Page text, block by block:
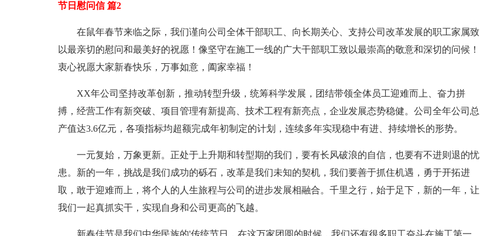
节日慰问信 篇2
在鼠年春节来临之际，我们谨向公司全体干部职工、向长期关心、支持公司改革发展的职工家属致
以最亲切的慰问和最美好的祝愿！像坚守在施工一线的广大干部职工致以最崇高的敬意和深切的问候！
衷心祝愿大家新春快乐，万事如意，阖家幸福！
XX年公司坚持改革创新，推动转型升级，统筹科学发展，团结带领全体员工迎难而上、奋力拼
搏，经营工作有新突破、项目管理有新提高、技术工程有新亮点，企业发展态势稳健。公司全年公司总
产值达3.6亿元，各项指标均超额完成年初制定的计划，连续多年实现稳中有进、持续增长的形势。
一元复始，万象更新。正处于上升期和转型期的我们，要有长风破浪的自信，也要有不进则退的忧
患。新的一年，挑战是我们成功的砾石，改革是我们未知的契机，我们要善于抓住机遇，勇于开拓进
取，敢于迎难而上，将个人的人生旅程与公司的进步发展相融合。千里之行，始于足下，新的一年，让
我们一起真抓实干，实现自身和公司更高的飞越。
新春佳节是我们中华民族的'传统节日，在这万家团圆的时候，我们还有很多职工奋斗在施工第一